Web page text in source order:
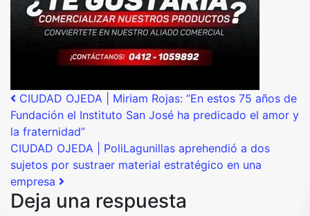
Post navigation
CIUDAD OJEDA | Miriam Rojas: “En estos 75 años de
Fundación el Instituto San José ha predicado el amor y
la fraternidad”
CIUDAD OJEDA | PoliLagunillas aprehendió a dos
sujetos por sustraer material estratégico en una
empresa
Deja una respuesta